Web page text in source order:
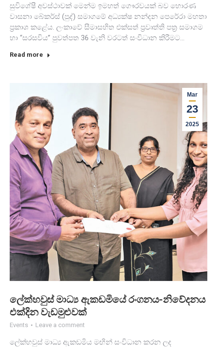
සුවිශේෂී අවස්ථාවක් මෙන්ම ඉමහත් ගෞරවයක් බව හොරණ
වාසනා බේකර්ස් (පුද්) සමාගමේ අධ්‍යක්ෂ නන්දන පෙරේරා මහතා
ප්‍රකාශ කළේය. ලංකාවේ සීමාසහිත එක්සත් ප්‍රවෘත්ති පත්‍ර සමාගම
හා “සරසවිය” පුවත්පත 36 වැනි වරටත් සංවිධාන කිරීමට…
Read more
Mar
23
2025
ලේක්හ­වුස් මාධ්‍ය ඇක­ඩ­මියේ රංග­නය-නිවේ­ද­නය
එක්දින වැඩ­මු­ළු­වක්
Events Leave a comment
ලේක්හවුස් මාධ්‍ය ඇකඩමිය මඟින් සංවිධාන කරන ලද